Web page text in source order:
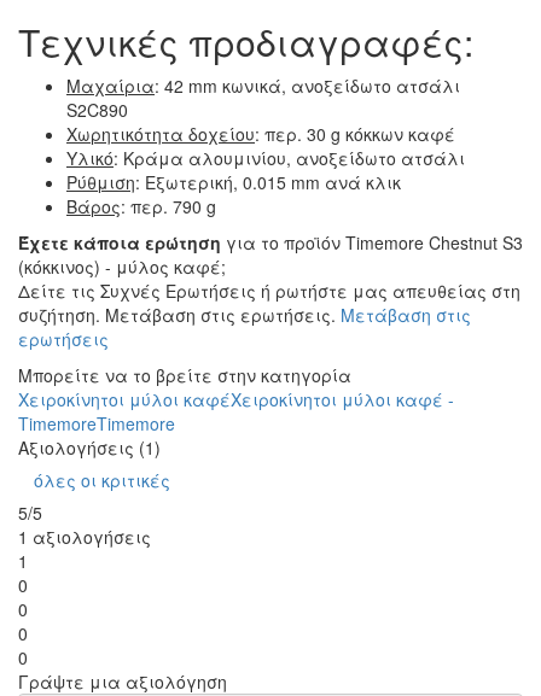
Τεχνικές προδιαγραφές:
Μαχαίρια: 42 mm κωνικά, ανοξείδωτο ατσάλι
S2C890
Χωρητικότητα δοχείου: περ. 30 g κόκκων καφέ
Υλικό: Κράμα αλουμινίου, ανοξείδωτο ατσάλι
Ρύθμιση: Εξωτερική, 0.015 mm ανά κλικ
Βάρος: περ. 790 g
Έχετε κάποια ερώτηση για το προϊόν Timemore Chestnut S3
(κόκκινος) - μύλος καφέ;
Δείτε τις Συχνές Ερωτήσεις ή ρωτήστε μας απευθείας στη
συζήτηση. Μετάβαση στις ερωτήσεις. Μετάβαση στις
ερωτήσεις
Μπορείτε να το βρείτε στην κατηγορία
Χειροκίνητοι μύλοι καφέΧειροκίνητοι μύλοι καφέ -
TimemoreTimemore
Αξιολογήσεις (1)
όλες οι κριτικές
5/5
1 αξιολογήσεις
1
0
0
0
0
Γράψτε μια αξιολόγηση